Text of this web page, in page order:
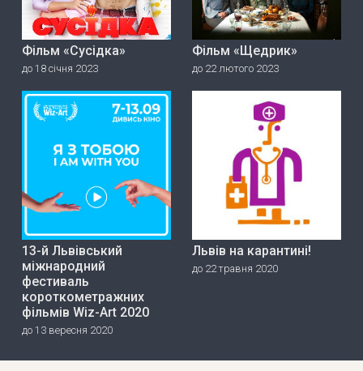
Фільм «Сусідка»
до 18 січня 2023
Фільм «Щедрик»
до 22 лютого 2023
13-й Львівський
міжнародний
фестиваль
короткометражних
фільмів Wiz-Art 2020
до 13 вересня 2020
Львів на карантині!
до 22 травня 2020